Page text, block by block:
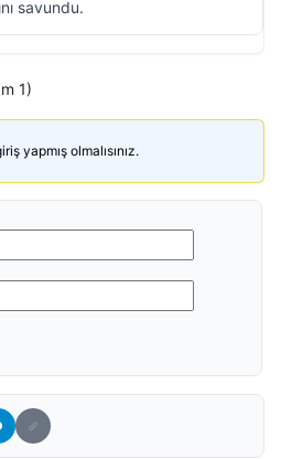
savundu.
1)
yapmış olmalısınız.